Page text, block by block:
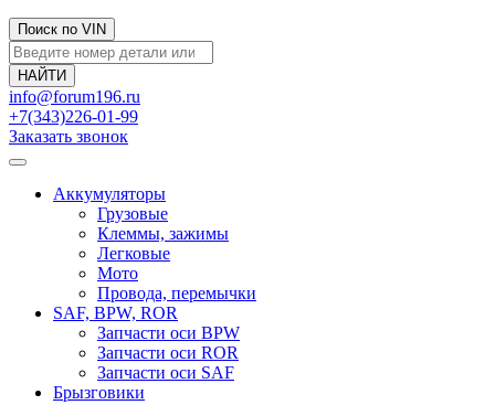
Поиск по VIN
info@forum196.ru
+7(343)226-01-99
Заказать звонок
Аккумуляторы
Грузовые
Клеммы, зажимы
Легковые
Мото
Провода, перемычки
SAF, BPW, ROR
Запчасти оси BPW
Запчасти оси ROR
Запчасти оси SAF
Брызговики